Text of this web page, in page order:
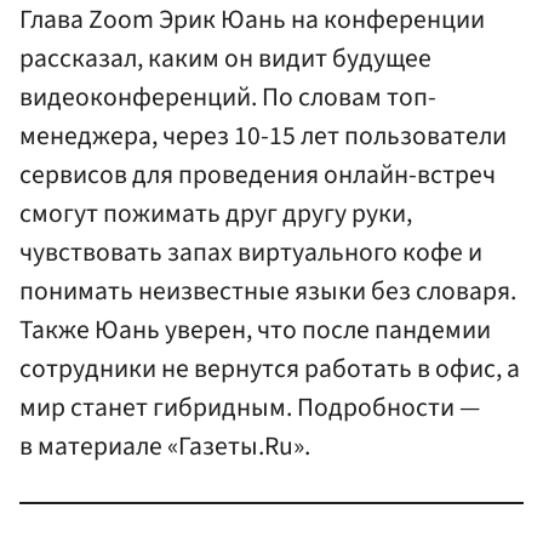
Глава Zoom Эрик Юань на конференции
рассказал, каким он видит будущее
видеоконференций. По словам топ-
менеджера, через 10-15 лет пользователи
сервисов для проведения онлайн-встреч
смогут пожимать друг другу руки,
чувствовать запах виртуального кофе и
понимать неизвестные языки без словаря.
Также Юань уверен, что после пандемии
сотрудники не вернутся работать в офис, а
мир станет гибридным. Подробности —
в материале «Газеты.Ru».